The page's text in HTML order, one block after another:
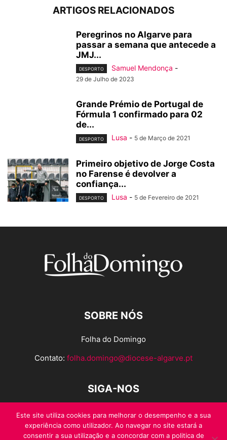
ARTIGOS RELACIONADOS
Peregrinos no Algarve para
passar a semana que antecede a
JMJ...
DESPORTO Samuel Mendonça -
29 de Julho de 2023
Grande Prémio de Portugal de
Fórmula 1 confirmado para 02
de...
DESPORTO Lusa - 5 de Março de 2021
Primeiro objetivo de Jorge Costa
no Farense é devolver a
confiança...
DESPORTO Lusa - 5 de Fevereiro de 2021
SOBRE NÓS
Folha do Domingo
Contato: folha.domingo@diocese-algarve.pt
SIGA-NOS
Este site utiliza cookies para melhorar o desempenho e a sua
experiência como utilizador. Ao navegar no site estará a
consentir a sua utilização e a concordar com a politica de